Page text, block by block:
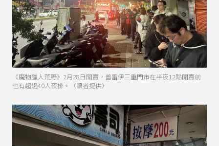
《魔物獵人荒野》2月28日開賣，普雷伊三重門市在半夜12點開賣前
也有超過40人夜排。（讀者提供）